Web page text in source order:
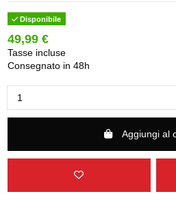
Disponibile
49,99 €
Tasse incluse
Consegnato in 48h
Aggiungi al